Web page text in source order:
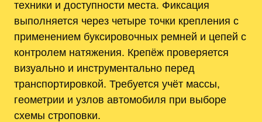
техники и доступности места. Фиксация
выполняется через четыре точки крепления с
применением буксировочных ремней и цепей с
контролем натяжения. Крепёж проверяется
визуально и инструментально перед
транспортировкой. Требуется учёт массы,
геометрии и узлов автомобиля при выборе
схемы строповки.